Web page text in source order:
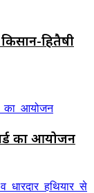
हितैषी
का आयोजन